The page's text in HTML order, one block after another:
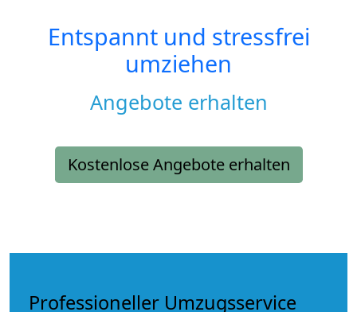
Entspannt und stressfrei
umziehen
Angebote erhalten
Kostenlose Angebote erhalten
Professioneller Umzugsservice